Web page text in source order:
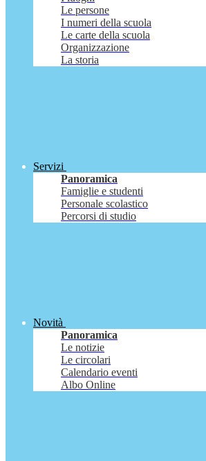
Le persone
I numeri della scuola
Le carte della scuola
Organizzazione
La storia
Servizi
Panoramica
Famiglie e studenti
Personale scolastico
Percorsi di studio
Novità
Panoramica
Le notizie
Le circolari
Calendario eventi
Albo Online